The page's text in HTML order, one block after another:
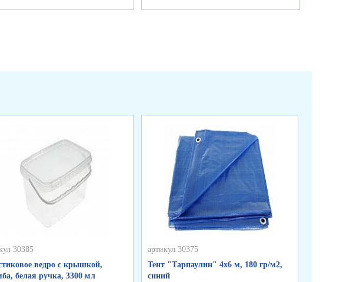
30385
ведро с крышкой,
белая ручка, 3300 мл
артикул 30375
Тент "Тарпаулин" 4х6 м, 180 гр/м2,
синий